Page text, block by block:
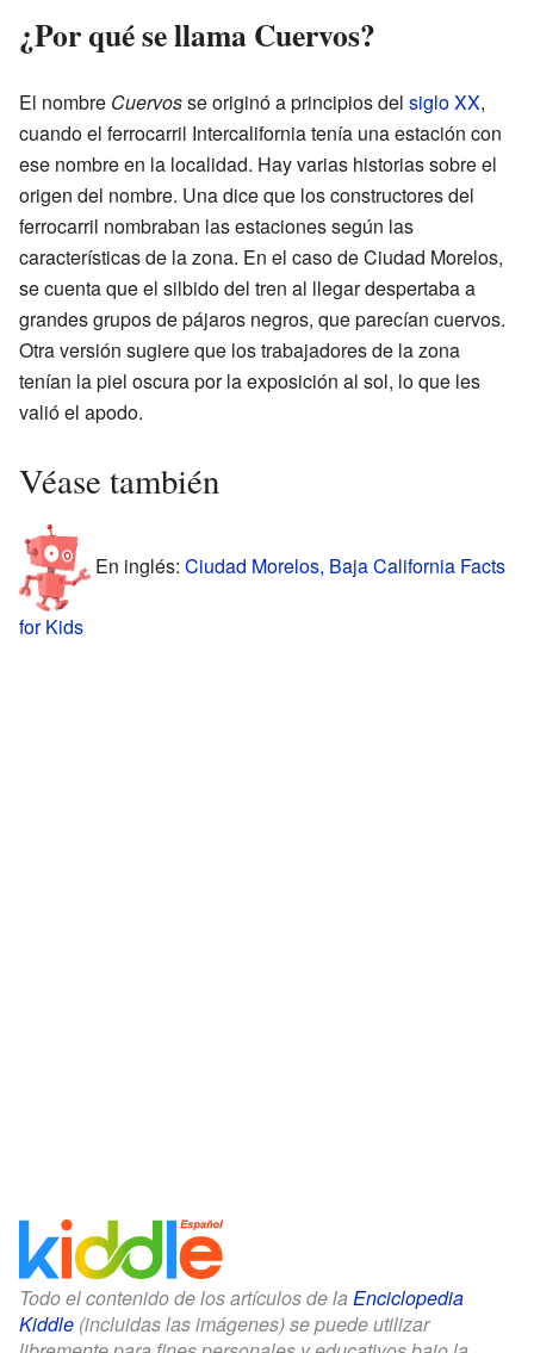
¿Por qué se llama Cuervos?
El nombre Cuervosse originó a principios del siglo XX,
cuando el ferrocarril Intercalifornia tenía una estación con
ese nombre en la localidad. Hay varias historias sobre el
origen del nombre. Una dice que los constructores del
ferrocarril nombraban las estaciones según las
características de la zona. En el caso de Ciudad Morelos,
se cuenta que el silbido del tren al llegar despertaba a
grandes grupos de pájaros negros, que parecían cuervos.
Otra versión sugiere que los trabajadores de la zona
tenían la piel oscura por la exposición al sol, lo que les
valió el apodo.
Véase también
En inglés: Ciudad Morelos, Baja California Facts
for Kids
Todo el contenido de los artículos de la Enciclopedia
Kiddle (incluidas las imágenes) se puede utilizar